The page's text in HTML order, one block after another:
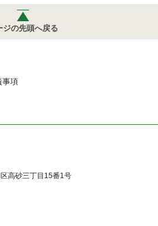
ジの先頭へ戻る
事項
高砂三丁目15番1号